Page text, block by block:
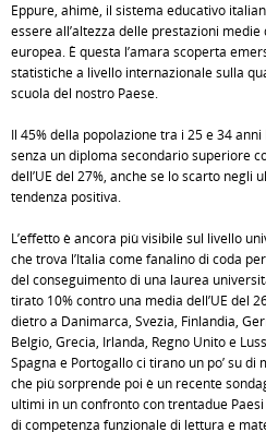
Eppure, ahimè, il sistema educativo
essere all’altezza delle prestazioni medie
europea. È questa l’amara scoperta
statistiche a livello internazionale sulla
scuola del nostro Paese.
Il 45% della popolazione tra i 25 e 34 anni
senza un diploma secondario superiore
dell’UE del 27%, anche se lo scarto negli
tendenza positiva.
L’effetto è ancora più visibile sul livello
che trova l’Italia come fanalino di coda
del conseguimento di una laurea
tirato 10% contro una media dell’UE del
dietro a Danimarca, Svezia, Finlandia,
Belgio, Grecia, Irlanda, Regno Unito e
Spagna e Portogallo ci tirano un po’ su di
che più sorprende poi è un recente
ultimi in un confronto con trentadue
di competenza funzionale di lettura e